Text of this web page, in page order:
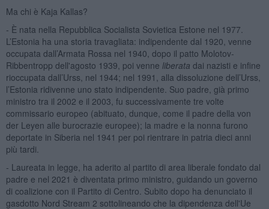
Ma chi è Kaja Kallas?
- È nata nella Repubblica Socialista Sovietica Estone nel 1977.
L’Estonia ha una storia travagliata: indipendente dal 1920, venne
occupata dall’Armata Rossa nel 1940, dopo il patto Molotov-
Ribbentropp dell'agosto 1939, poi venne liberata dai nazisti e infine
rioccupata dall’Urss, nel 1944; nel 1991, alla dissoluzione dell’Urss,
l’Estonia ridivenne uno stato indipendente. Suo padre, già primo
ministro tra il 2002 e il 2003, fu successivamente tre volte
commissario europeo (abituato, dunque, come il padre della von
der Leyen alle burocrazie europee); la madre e la nonna furono
deportate in Siberia nel 1941 per poi rientrare in patria dieci anni
più tardi.
- Laureata in legge, ha aderito al partito di area liberale fondato dal
padre e nel 2021 è diventata primo ministro, guidando un governo
di coalizione con il Partito di Centro. Subito dopo ha denunciato il
gasdotto Nord Stream 2 sottolineando che la dipendenza dell'Ue